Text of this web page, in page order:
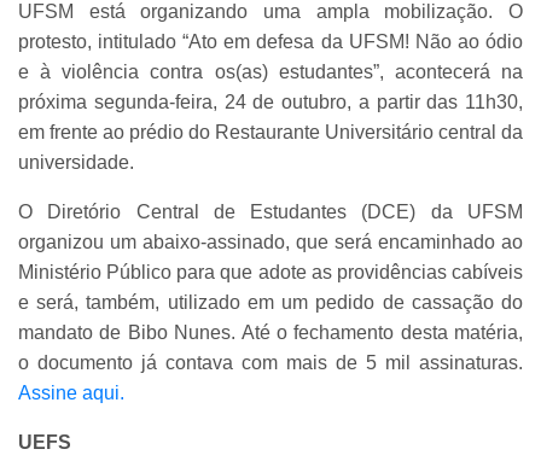
UFSM está organizando uma ampla mobilização. O
protesto, intitulado “Ato em defesa da UFSM! Não ao ódio
e à violência contra os(as) estudantes”, acontecerá na
próxima segunda-feira, 24 de outubro, a partir das 11h30,
em frente ao prédio do Restaurante Universitário central da
universidade.
O Diretório Central de Estudantes (DCE) da UFSM
organizou um abaixo-assinado, que será encaminhado ao
Ministério Público para que adote as providências cabíveis
e será, também, utilizado em um pedido de cassação do
mandato de Bibo Nunes. Até o fechamento desta matéria,
o documento já contava com mais de 5 mil assinaturas.
Assine aqui.
UEFS